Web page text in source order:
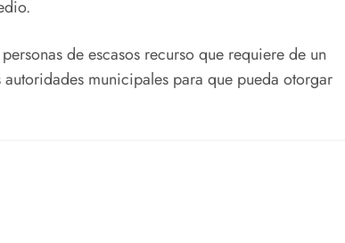
de escasos recurso que requiere de un
municipales para que pueda otorgar